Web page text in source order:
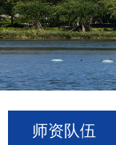
师资队伍